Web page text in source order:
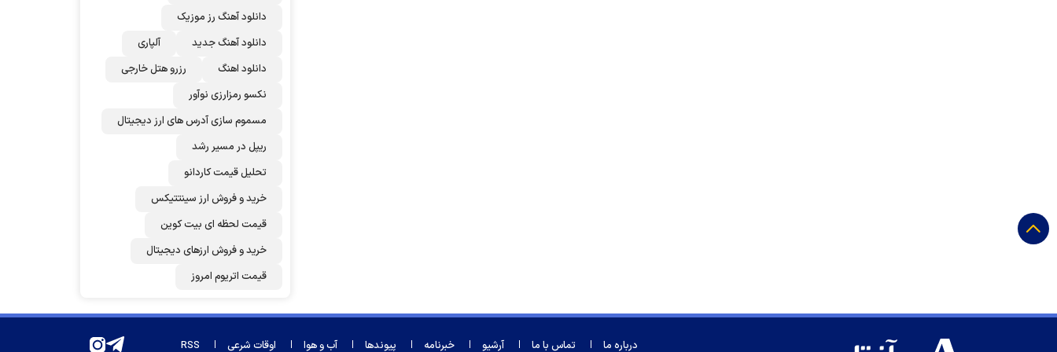
دانلود آهنگ رز‌ موزیک
دانلود آهنگ جدید
آلپاری
دانلود اهنگ
رزرو هتل خارجی
نکسو رمزارزی نوآور
مسموم سازی آدرس های ارز دیجیتال
ریپل در مسیر رشد
تحلیل قیمت کاردانو
خرید و فروش ارز سینتتیکس
قیمت لحظه ای بیت کوین
خرید و فروش ارزهای دیجیتال
قیمت اتریوم امروز
درباره ما تماس با ما آرشیو خبرنامه پیوندها آب و هوا اوقات شرعی RSS